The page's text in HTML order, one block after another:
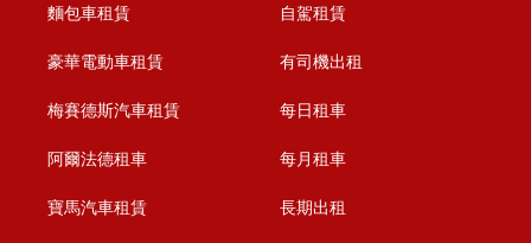
麵包車租賃
豪華電動車租賃
梅賽德斯汽車租賃
阿爾法德租車
寶馬汽車租賃
自駕租賃
有司機出租
每日租車
每月租車
長期出租